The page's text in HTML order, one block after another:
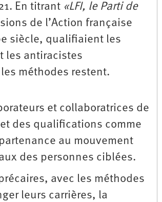
En titrant «LFI, le Parti de
de l’Action française
siècle, qualifiaient les
les antiracistes
méthodes restent.
et collaboratrices de
des qualifications comme
au mouvement
des personnes ciblées.
avec les méthodes
leurs carrières, la